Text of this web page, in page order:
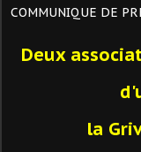
COMMUNIQUE DE
Deux
la